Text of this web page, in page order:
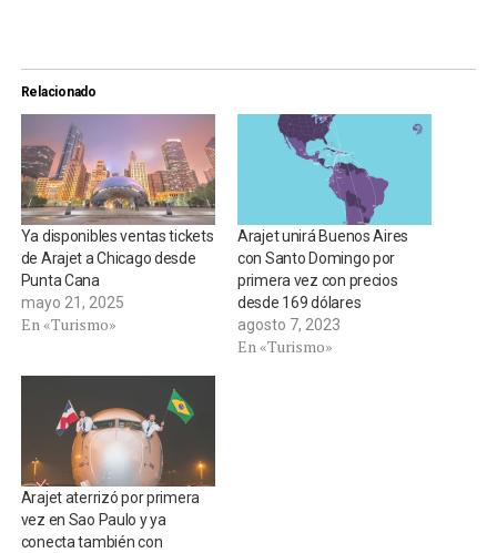
Relacionado
Ya disponibles ventas tickets
de Arajet a Chicago desde
Punta Cana
mayo 21, 2025
En «Turismo»
Arajet unirá Buenos Aires
con Santo Domingo por
primera vez con precios
desde 169 dólares
agosto 7, 2023
En «Turismo»
Arajet aterrizó por primera
vez en Sao Paulo y ya
conecta también con